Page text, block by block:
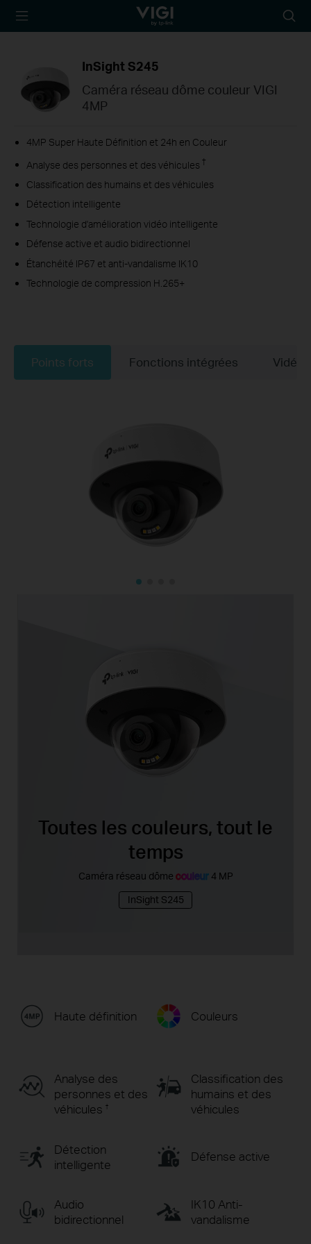
TP-Link, Reliably
icon
InSight S245
Caméra réseau dôme couleur VIGI
4MP
4MP Super Haute Définition et 24h en Couleur
Analyse des personnes et des véhicules †
Classification des humains et des véhicules
Détection intelligente
Technologie d'amélioration vidéo intelligente
Défense active et audio bidirectionnel
Étanchéité IP67 et anti-vandalisme IK10
Technologie de compression H.265+
Points forts Fonctions intégrées Vidéos
Toutes les couleurs, tout le
temps
Caméra réseau dôme couleur4 MP
InSight S245
Haute définition Couleurs
Analyse des
personnes et des
véhicules†
Classification des
humains et des
véhicules
Détection
intelligente
Défense active
Audio
bidirectionnel
IK10 Anti-
vandalisme